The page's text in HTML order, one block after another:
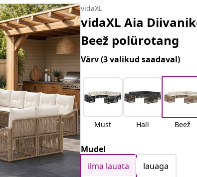
vidaXL
vidaXL Aia
Beež polürotang
Värv(3 valikud saadaval)
Must Hall Beež
Mudel
ilma lauata
lauaga